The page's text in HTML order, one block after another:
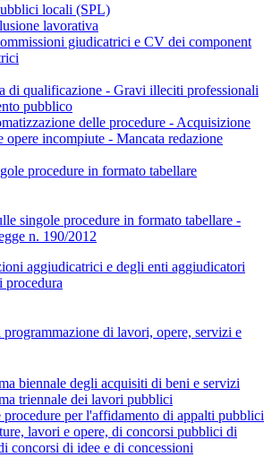
locali (SPL)
lavorativa
giudicatrici e CV dei component
di qualificazione - Gravi illeciti professionali
pubblico
delle procedure - Acquisizione
opere incompiute - Mancata redazione
procedure in formato tabellare
singole procedure in formato tabellare -
n. 190/2012
aggiudicatrici e degli enti aggiudicatori
procedura
di lavori, opere, servizi e
biennale degli acquisiti di beni e servizi
triennale dei lavori pubblici
per l'affidamento di appalti pubblici
lavori e opere, di concorsi pubblici di
concorsi di idee e di concessioni